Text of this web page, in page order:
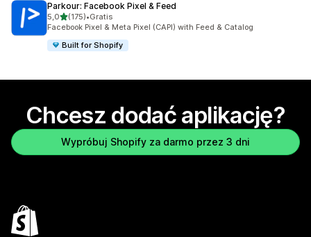
Parkour: Facebook Pixel & Feed
5,0na 5 gwiazdek
(175)
Łączna liczba recenzji: 175
•Gratis
Facebook Pixel & Meta Pixel (CAPI) with Feed & Catalog
Built for Shopify
Chcesz dodać aplikację?
Wypróbuj Shopify za darmo przez 3 dni